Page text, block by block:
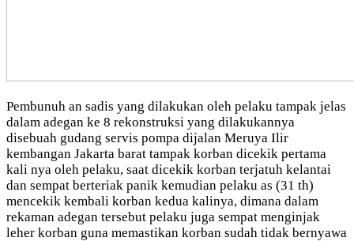
Pembunuh an sadis yang dilakukan oleh pelaku tampak jelas
dalam adegan ke 8 rekonstruksi yang dilakukannya
disebuah gudang servis pompa dijalan Meruya Ilir
kembangan Jakarta barat tampak korban dicekik pertama
kali nya oleh pelaku, saat dicekik korban terjatuh kelantai
dan sempat berteriak panik kemudian pelaku as (31 th)
mencekik kembali korban kedua kalinya, dimana dalam
rekaman adegan tersebut pelaku juga sempat menginjak
leher korban guna memastikan korban sudah tidak bernyawa